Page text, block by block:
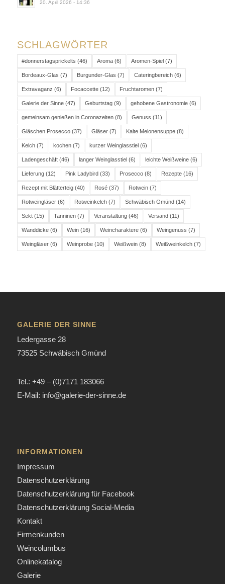
20. April 2026 - 14:36
SCHLAGWÖRTER
#donnerstagsprickelts (46) Aroma(6) Aromen-Spiel(7)
Bordeaux-Glas (7) Burgunder-Glas (7) Cateringbereich(6)
Extravaganz (6) Focaccette(12) Fruchtaromen(7)
Galerie der Sinne(47) Geburtstag(9) gehobene Gastronomie(6)
gemeinsam genießen in Coronazeiten(8) Genuss (11)
Gläschen Prosecco(37) Gläser(7) Kalte Melonensuppe(8)
Kelch(7) kochen(7) kurzer Weinglasstiel(6)
Ladengeschäft(46) langer Weinglasstiel(6) leichte Weißweine(6)
Lieferung(12) Pink Ladybird(33) Prosecco(8) Rezepte(16)
Rezept mit Blätterteig(40) Rosé(37) Rotwein(7)
Rotweingläser(6) Rotweinkelch(7) Schwäbisch Gmünd(14)
Sekt(15) Tanninen(7) Veranstaltung(46) Versand(11)
Wanddicke(6) Wein(16) Weincharaktere(6) Weingenuss (7)
Weingläser(6) Weinprobe(10) Weißwein(8) Weißweinkelch(7)
GALERIE DER SINNE
Ledergasse 28
73525 Schwäbisch Gmünd
Tel.: +49 – (0)7171 183066
E-Mail: info@galerie-der-sinne.de
INFORMATIONEN
Impressum
Datenschutzerklärung
Datenschutzerklärung für Facebook
Datenschutzerklärung Social-Media
Kontakt
Firmenkunden
Weincolumbus
Onlinekatalog
Galerie